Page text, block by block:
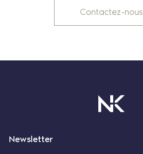
Contactez-nous
Newsletter